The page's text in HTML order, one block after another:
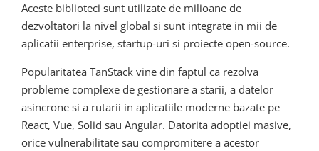
Aceste biblioteci sunt utilizate de milioane de
dezvoltatori la nivel global si sunt integrate in mii de
aplicatii enterprise, startup-uri si proiecte open-source.
Popularitatea TanStack vine din faptul ca rezolva
probleme complexe de gestionare a starii, a datelor
asincrone si a rutarii in aplicatiile moderne bazate pe
React, Vue, Solid sau Angular. Datorita adoptiei masive,
orice vulnerabilitate sau compromitere a acestor